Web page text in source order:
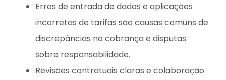
Erros de entrada de dados e aplicações
incorretas de tarifas são causas comuns de
discrepâncias na cobrança e disputas
sobre responsabilidade.
Revisões contratuais claras e colaboração